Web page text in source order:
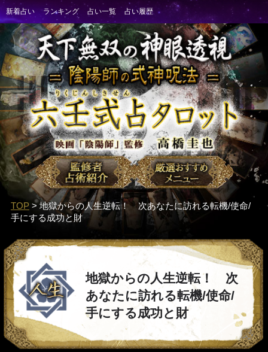
TOP> 地獄からの人生逆転！ 次あなたに訪れる転機/使命/
手にする成功と財
地獄からの人生逆転！ 次
あなたに訪れる転機/使命/
手にする成功と財